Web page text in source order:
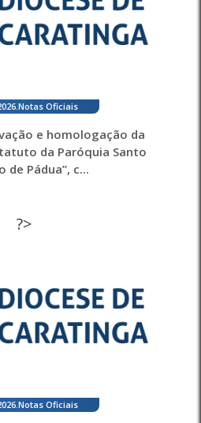
. Notas Oficiais
e homologação da
da Paróquia Santo
de Pádua”, c...
?>
. Notas Oficiais